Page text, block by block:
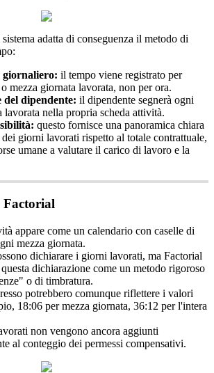
sistema adatta di conseguenza il metodo di
:
giornaliero: il tempo viene registrato per
o mezza giornata lavorata, non per ora.
del dipendente: il dipendente segnerà ogni
lavorata nella propria scheda attività.
à: questo fornisce una panoramica chiara
dei giorni lavorati rispetto al totale contrattuale,
umane a valutare il carico di lavoro e la
Factorial
à appare come un calendario con caselle di
mezza giornata.
dichiarare i giorni lavorati, ma Factorial
questa dichiarazione come un metodo rigoroso
" o di timbratura.
potrebbero comunque riflettere i valori
, 18:06 per mezza giornata, 36:12 per l'intera
non vengono ancora aggiunti
al conteggio dei permessi compensativi.